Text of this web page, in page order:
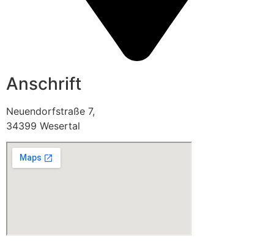
Anschrift
Neuendorfstraße 7,
34399 Wesertal